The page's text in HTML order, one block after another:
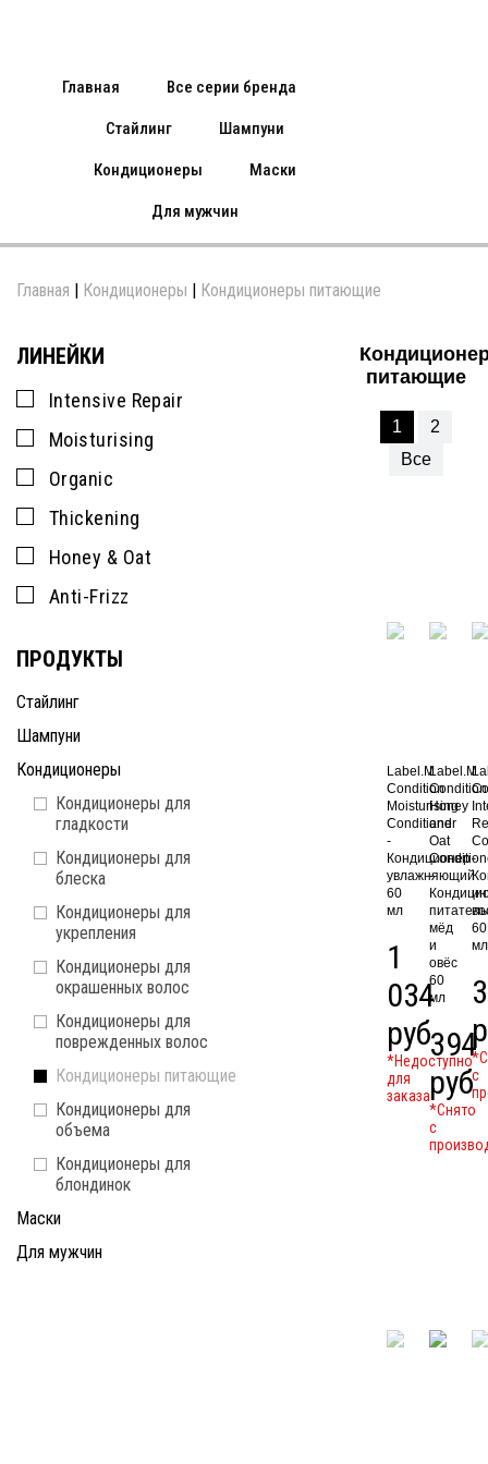
Главная Все серии бренда
Стайлинг Шампуни
Кондиционеры Маски
Для мужчин
Главная | Кондиционеры | Кондиционеры питающие
ЛИНЕЙКИ
Intensive Repair
Moisturising
Organic
Thickening
Honey & Oat
Anti-Frizz
ПРОДУКТЫ
Стайлинг
Шампуни
Кондиционеры
Кондиционеры для
гладкости
Кондиционеры для
блеска
Кондиционеры для
укрепления
Кондиционеры для
окрашенных волос
Кондиционеры для
поврежденных волос
Кондиционеры питающие
Кондиционеры для
объема
Кондиционеры для
блондинок
Маски
Для мужчин
питающие
1
2
Все
Label.M
Condition
Moisturising
Conditioner
-
Кондиционер
увлажняющий
60
мл
1
034
руб
*Недоступно
для
заказа
Label.M
Condition
Honey
and
Oat
-
мёд
и
овёс
60
мл
394
руб
*Cнято
с
-
60
мл
с